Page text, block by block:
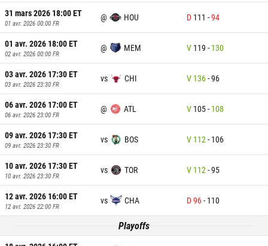
31 mars 2026 18:00ET
01 avr. 2026 00:00 FR
@ HOU D 111 -94
01 avr. 2026 18:00ET
02 avr. 2026 00:00 FR
@ MEM V 119 - 130
03 avr. 2026 17:30ET
03 avr. 2026 23:30 FR
vs CHI V 136-96
06 avr. 2026 17:00ET
06 avr. 2026 23:00 FR
@ ATL V 105- 108
09 avr. 2026 17:30ET
09 avr. 2026 23:30 FR
vs BOS V 112- 106
10 avr. 2026 17:30ET
10 avr. 2026 23:30 FR
vs TOR V 112-95
12 avr. 2026 16:00ET
12 avr. 2026 22:00 FR
vs CHA D 96- 110
Playoffs